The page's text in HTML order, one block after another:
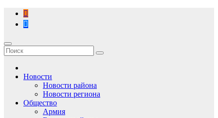
Перейти
содержимому
Новости
Новости района
Новости региона
Общество
Армия